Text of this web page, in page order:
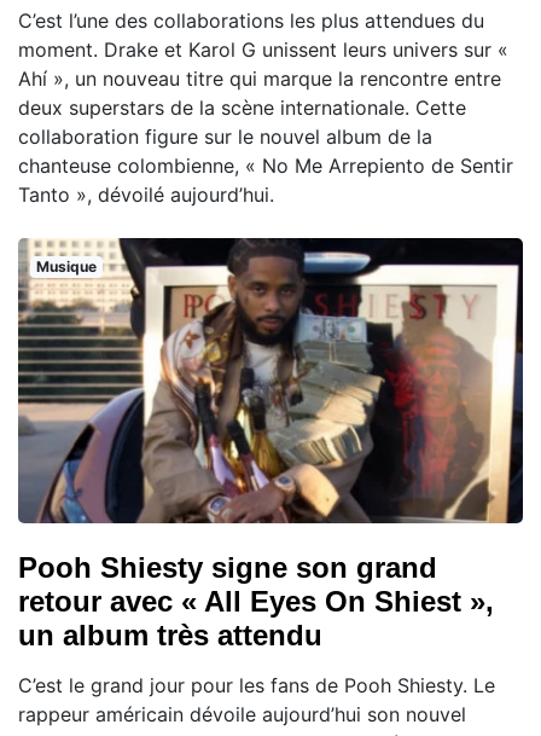
C’est l’une des collaborations les plus attendues du
moment. Drake et Karol G unissent leurs univers sur «
Ahí », un nouveau titre qui marque la rencontre entre
deux superstars de la scène internationale. Cette
collaboration figure sur le nouvel album de la
chanteuse colombienne, « No Me Arrepiento de Sentir
Tanto », dévoilé aujourd’hui.
Musique
Pooh Shiesty signe son grand
retour avec « All Eyes On Shiest »,
un album très attendu
C’est le grand jour pour les fans de Pooh Shiesty. Le
rappeur américain dévoile aujourd’hui son nouvel